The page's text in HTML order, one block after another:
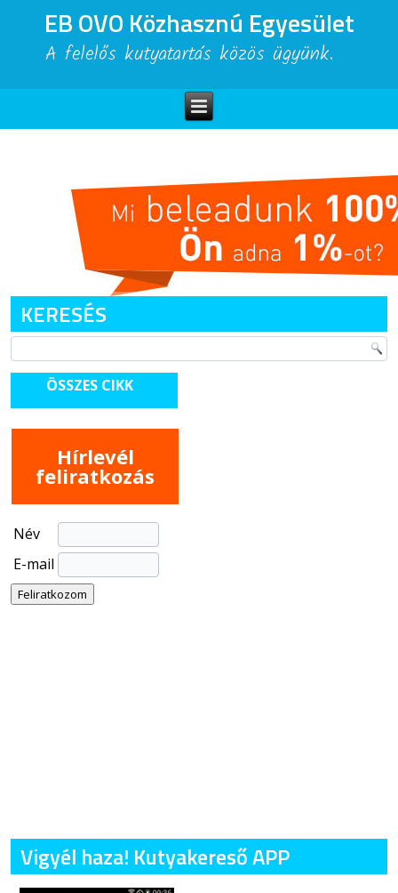
EB OVO Közhasznú Egyesület
A felelős kutyatartás közös ügyünk.
KERESÉS
ÖSSZES CIKK
Hírlevél
feliratkozás
Név
E-mail
Vigyél haza! Kutyakereső APP